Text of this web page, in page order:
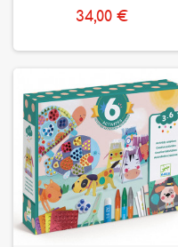
34,00 €